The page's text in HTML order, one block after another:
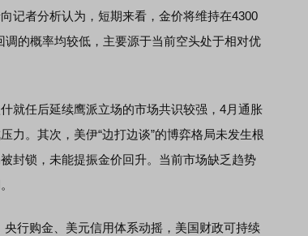
者分析认为，短期来看，金价将维持在4300
的概率均较低，主要源于当前空头处于相对优
任后延续鹰派立场的市场共识较强，4月通胀
力。其次，美伊“边打边谈”的博弈格局未发生根
封锁，未能提振金价回升。当前市场缺乏趋势
行购金、美元信用体系动摇，美国财政可持续